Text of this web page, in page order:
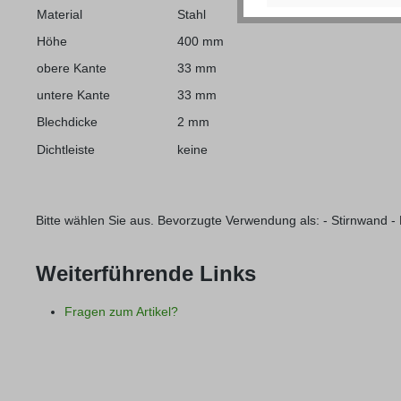
Material
Stahl
Höhe
400 mm
obere Kante
33 mm
untere Kante
33 mm
Blechdicke
2 mm
Dichtleiste
keine
Bitte wählen Sie aus. Bevorzugte Verwendung als: - Stirnwand
Weiterführende Links
Fragen zum Artikel?